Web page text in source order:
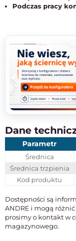
Podczas pracy
Dane
Parametr
Średnica
Średnica trzpienia
Kod produktu
Dostępności są
ANDRE i mogą
prosimy o kontakt w
magazynowego.